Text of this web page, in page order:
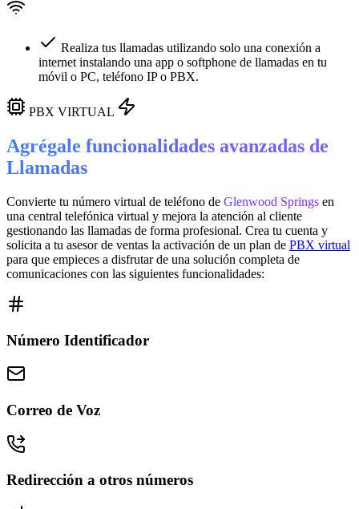
Realiza tus llamadas utilizando solo una conexión a
internet instalando una app o softphone de llamadas en tu
móvil o PC, teléfono IP o PBX.
PBX VIRTUAL
Agrégale funcionalidades avanzadas de
Llamadas
Convierte tu número virtual de teléfono de Glenwood Springs en
una central telefónica virtual y mejora la atención al cliente
gestionando las llamadas de forma profesional. Crea tu cuenta y
solicita a tu asesor de ventas la activación de un plan de PBX virtual
para que empieces a disfrutar de una solución completa de
comunicaciones con las siguientes funcionalidades:
Número Identificador
Correo de Voz
Redirección a otros números